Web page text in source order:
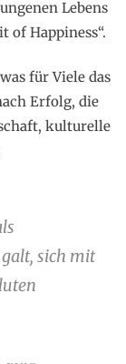
Lebens
of Happiness“.
für Viele das
Erfolg, die
kulturelle
sich mit